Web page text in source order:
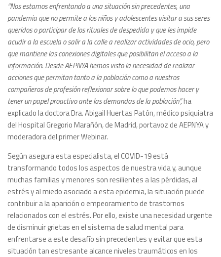
“Nos estamos enfrentando a una situación sin precedentes, una
pandemia que no permite a los niños y adolescentes visitar a sus seres
queridos o participar de los rituales de despedida y que les impide
acudir a la escuela o salir a la calle a realizar actividades de ocio, pero
que mantiene las conexiones digitales que posibilitan el acceso a la
información. Desde AEPNYA hemos visto la necesidad de realizar
acciones que permitan tanto a la población como a nuestros
compañeros de profesión reflexionar sobre lo que podemos hacer y
tener un papel proactivo ante las demandas de la población”,ha
explicado la doctora Dra. Abigail Huertas Patón, médico psiquiatra
del Hospital Gregorio Marañón, de Madrid, portavoz de AEPNYA y
moderadora del primer Webinar.
Según asegura esta especialista, el COVID-19 está
transformando todos los aspectos de nuestra vida y, aunque
muchas familias y menores son resilientes a las pérdidas, al
estrés y al miedo asociado a esta epidemia, la situación puede
contribuir a la aparición o empeoramiento de trastornos
relacionados con el estrés. Por ello, existe una necesidad urgente
de disminuir grietas en el sistema de salud mental para
enfrentarse a este desafío sin precedentes y evitar que esta
situación tan estresante alcance niveles traumáticos en los